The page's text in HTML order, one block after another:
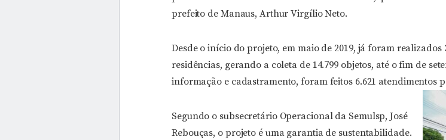
prefeito de Manaus, Arthur Virgílio Neto.
Desde o início do projeto, em maio de 2019, já foram realizados
residências, gerando a coleta de 14.799 objetos, até o fim de
informação e cadastramento, foram feitos 6.621 atendimentos
Segundo o subsecretário Operacional da Semulsp, José
Rebouças, o projeto é uma garantia de sustentabilidade.